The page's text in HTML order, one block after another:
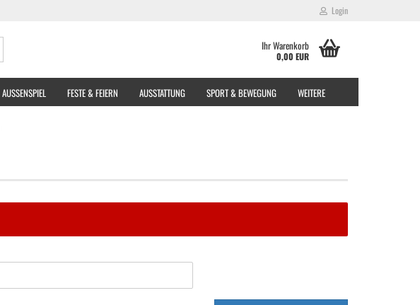
Login
Ihr Warenkorb
0,00 EUR
AUSSENSPIEL FESTE & FEIERN AUSSTATTUNG SPORT & BEWEGUNG WEITERE